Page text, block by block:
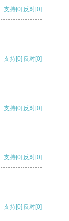
支持[0] 反对[0]
支持[0] 反对[0]
支持[0] 反对[0]
支持[0] 反对[0]
支持[0] 反对[0]